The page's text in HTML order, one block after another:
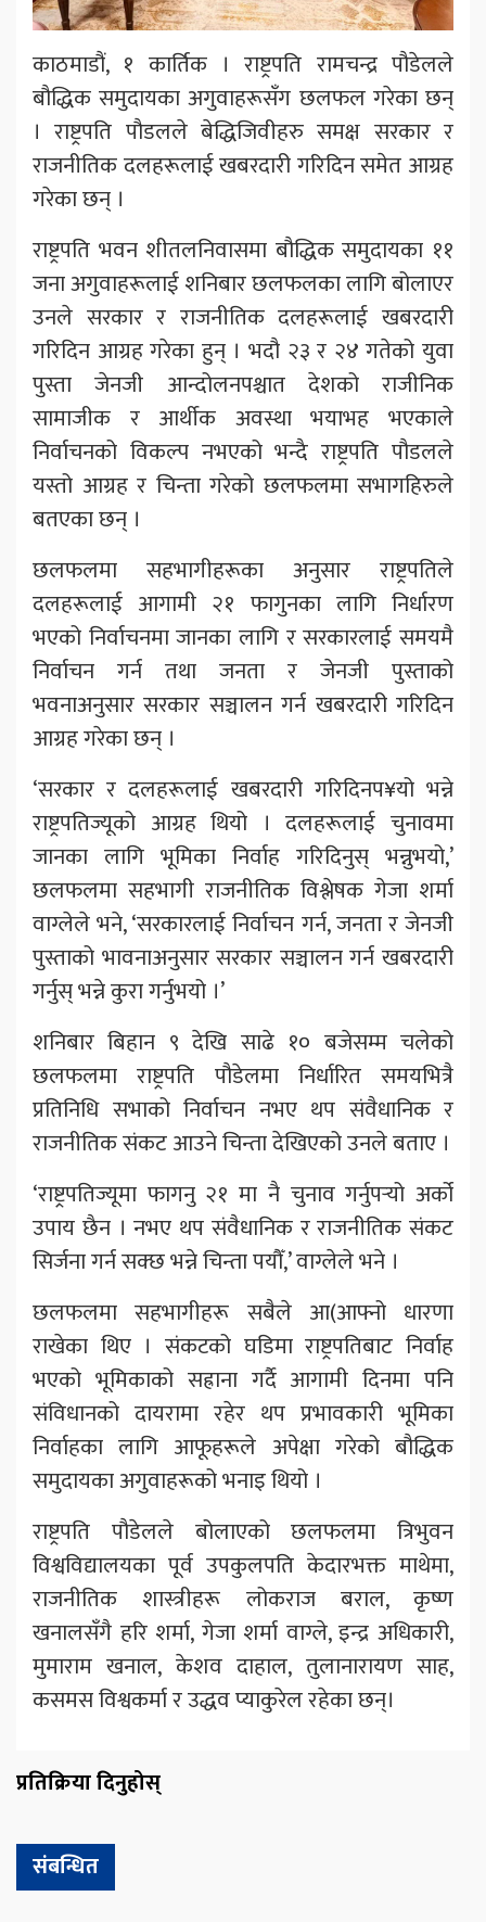
काठमाडौं, १ कार्तिक । राष्ट्रपति रामचन्द्र पौडेलले
बौद्धिक समुदायका अगुवाहरूसँग छलफल गरेका छन्
। राष्ट्रपति पौडलले बेद्धिजिवीहरु समक्ष सरकार र
राजनीतिक दलहरूलाई खबरदारी गरिदिन समेत आग्रह
गरेका छन् ।
राष्ट्रपति भवन शीतलनिवासमा बौद्धिक समुदायका ११
जना अगुवाहरूलाई शनिबार छलफलका लागि बोलाएर
उनले सरकार र राजनीतिक दलहरूलाई खबरदारी
गरिदिन आग्रह गरेका हुन् । भदौ २३ र २४ गतेको युवा
पुस्ता जेनजी आन्दोलनपश्चात देशको राजीनिक
सामाजीक र आर्थीक अवस्था भयाभह भएकाले
निर्वाचनको विकल्प नभएको भन्दै राष्ट्रपति पौडलले
यस्तो आग्रह र चिन्ता गरेको छलफलमा सभागहिरुले
बतएका छन् ।
छलफलमा सहभागीहरूका अनुसार राष्ट्रपतिले
दलहरूलाई आगामी २१ फागुनका लागि निर्धारण
भएको निर्वाचनमा जानका लागि र सरकारलाई समयमै
निर्वाचन गर्न तथा जनता र जेनजी पुस्ताको
भवनाअनुसार सरकार सञ्चालन गर्न खबरदारी गरिदिन
आग्रह गरेका छन् ।
‘सरकार र दलहरूलाई खबरदारी गरिदिनप¥यो भन्ने
राष्ट्रपतिज्यूको आग्रह थियो । दलहरूलाई चुनावमा
जानका लागि भूमिका निर्वाह गरिदिनुस् भन्नुभयो,’
छलफलमा सहभागी राजनीतिक विश्लेषक गेजा शर्मा
वाग्लेले भने, ‘सरकारलाई निर्वाचन गर्न, जनता र जेनजी
पुस्ताको भावनाअनुसार सरकार सञ्चालन गर्न खबरदारी
गर्नुस् भन्ने कुरा गर्नुभयो ।’
शनिबार बिहान ९ देखि साढे १० बजेसम्म चलेको
छलफलमा राष्ट्रपति पौडेलमा निर्धारित समयभित्रै
प्रतिनिधि सभाको निर्वाचन नभए थप संवैधानिक र
राजनीतिक संकट आउने चिन्ता देखिएको उनले बताए ।
‘राष्ट्रपतिज्यूमा फागनु २१ मा नै चुनाव गर्नुपर्‍यो अर्को
उपाय छैन । नभए थप संवैधानिक र राजनीतिक संकट
सिर्जना गर्न सक्छ भन्ने चिन्ता पयौँ,’ वाग्लेले भने ।
छलफलमा सहभागीहरू सबैले आ(आफ्नो धारणा
राखेका थिए । संकटको घडिमा राष्ट्रपतिबाट निर्वाह
भएको भूमिकाको सह्राना गर्दै आगामी दिनमा पनि
संविधानको दायरामा रहेर थप प्रभावकारी भूमिका
निर्वाहका लागि आफूहरूले अपेक्षा गरेको बौद्धिक
समुदायका अगुवाहरूको भनाइ थियो ।
राष्ट्रपति पौडेलले बोलाएको छलफलमा त्रिभुवन
विश्वविद्यालयका पूर्व उपकुलपति केदारभक्त माथेमा,
राजनीतिक शास्त्रीहरू लोकराज बराल, कृष्ण
खनालसँगै हरि शर्मा, गेजा शर्मा वाग्ले, इन्द्र अधिकारी,
मुमाराम खनाल, केशव दाहाल, तुलानारायण साह,
कसमस विश्वकर्मा र उद्धव प्याकुरेल रहेका छन्।
प्रतिक्रिया दिनुहोस्
संबन्धित